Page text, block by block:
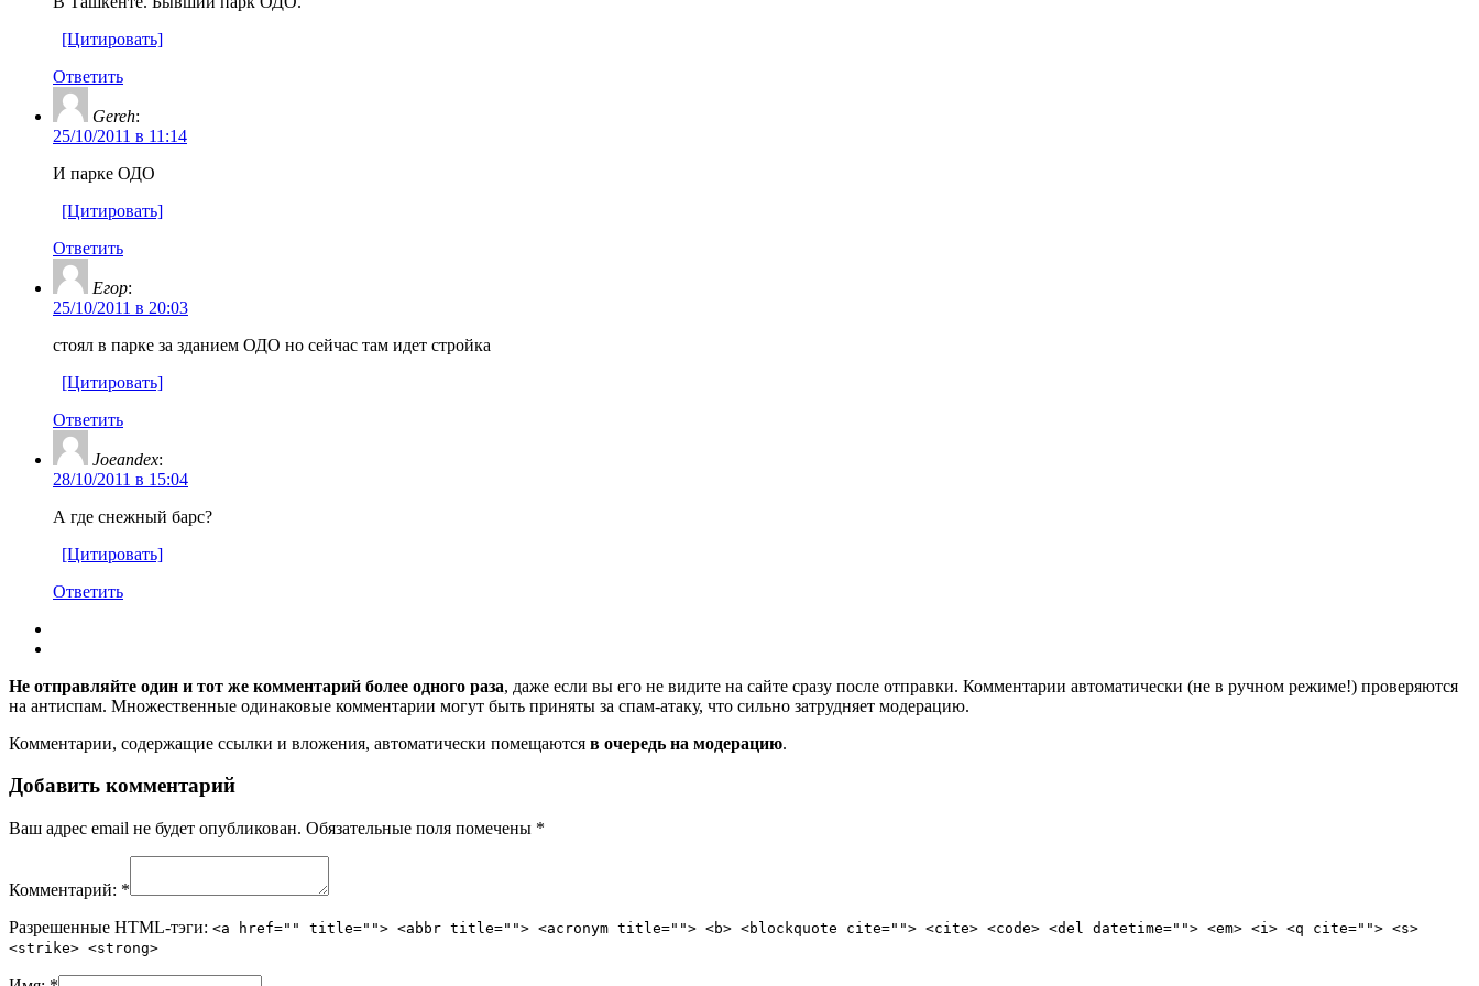
[Цитировать]
Ответить
Gereh:
25/10/2011 в 11:14
И парке ОДО
[Цитировать]
Ответить
Егор:
25/10/2011 в 20:03
стоял в парке за зданием ОДО но сейчас там идет стройка
[Цитировать]
Ответить
Joeandex:
28/10/2011 в 15:04
А где снежный барс?
[Цитировать]
Ответить
Не отправляйте один и тот же комментарий более одного раза, даже если вы его не видите на сайте сразу после отправки. Комментарии автоматически (не в ручном режиме!) проверяются
на антиспам. Множественные одинаковые комментарии могут быть приняты за спам-атаку, что сильно затрудняет модерацию.
Комментарии, содержащие ссылки и вложения, автоматически помещаются в очередь на модерацию.
Добавить комментарий
Ваш адрес email не будет опубликован. Обязательные поля помечены *
Комментарий: *
Разрешенные HTML-тэги: <a href="" title=""> <abbr title=""> <acronym title=""> <b> <blockquote cite=""> <cite> <code> <del datetime=""> <em> <i> <q cite=""> <s>
<strike> <strong>